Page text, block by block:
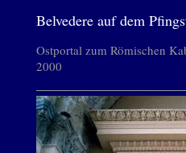
Belvedere auf dem
Ostportal zum Römischen
2000